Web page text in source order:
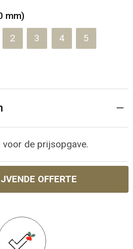
mm)
2 3 4 5
voor de prijsopgave.
OFFERTE